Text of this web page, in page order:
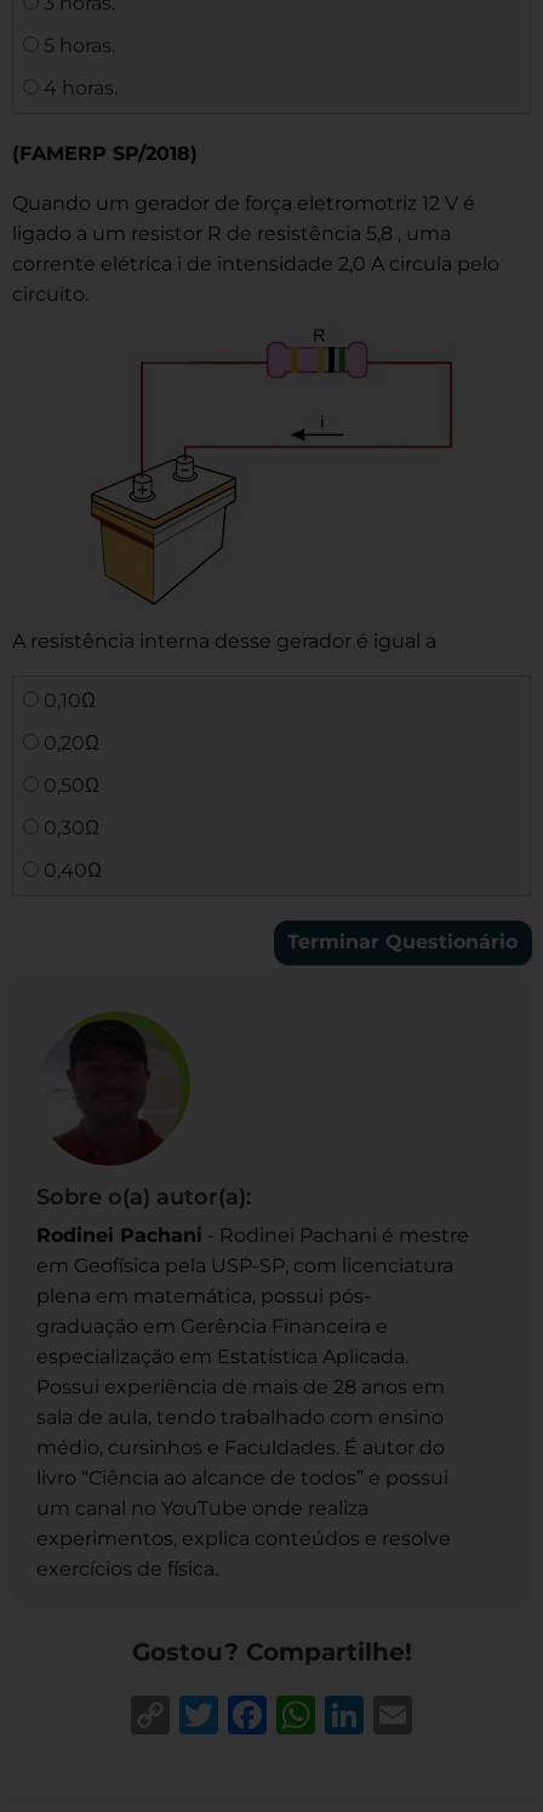
5 horas.
4 horas.
(FAMERP SP/2018)
Quando um gerador de força eletromotriz 12 V é
ligado a um resistor R de resistência 5,8 , uma
corrente elétrica i de intensidade 2,0 A circula pelo
circuito.
A resistência interna desse gerador é igual a
0,10Ω
0,20Ω
0,50Ω
0,30Ω
0,40Ω
Sobre o(a) autor(a):
Rodinei Pachani - Rodinei Pachani é mestre
em Geofísica pela USP-SP, com licenciatura
plena em matemática, possui pós-
graduação em Gerência Financeira e
especialização em Estatística Aplicada.
Possui experiência de mais de 28 anos em
sala de aula, tendo trabalhado com ensino
médio, cursinhos e Faculdades. É autor do
livro “Ciência ao alcance de todos” e possui
um canal no YouTube onde realiza
experimentos, explica conteúdos e resolve
exercícios de física.
Gostou? Compartilhe!
CopyTwitter
Facebook
WhatsApp
LinkedIn